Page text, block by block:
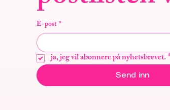
E-post*
ja, jeg vil abonnere på nyhetsbrevet.*
Send inn